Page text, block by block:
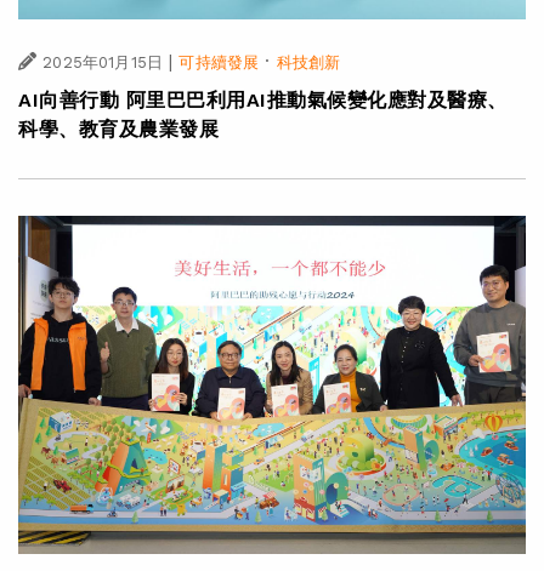
2025年01月15日 可持續發展 · 科技創新
AI向善行動 阿里巴巴利用AI推動氣候變化應對及醫療、
科學、教育及農業發展